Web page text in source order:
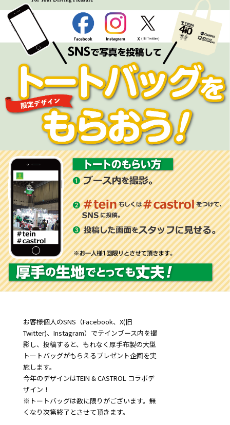
お客様個人のSNS（Facebook、X(旧
Twitter)、Instagram）でテインブース内を撮
影し、投稿すると、もれなく厚手布製の大型
トートバッグがもらえるプレゼント企画を実
施します。
今年のデザインはTEIN & CASTROL コラボデ
ザイン！
※トートバッグは数に限りがございます。無
くなり次第終了とさせて頂きます。